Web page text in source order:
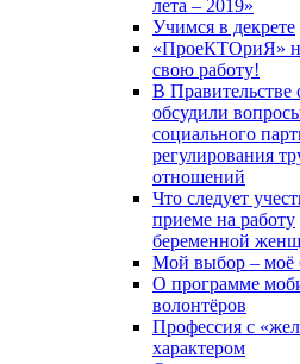
лета – 2019»
Учимся в декрете
«ПроеКТОриЯ»
свою работу!
В Правительстве
обсудили
социального
регулирования
отношений
Что следует
приеме на работу
беременной
Мой выбор – моё
О программе
волонтёров
Профессия с
характером